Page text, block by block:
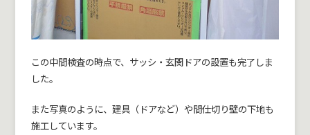
この中間検査の時点で、サッシ・玄関ドアの設置も完了しま
した。
また写真のように、建具（ドアなど）や間仕切り壁の下地も
施工しています。